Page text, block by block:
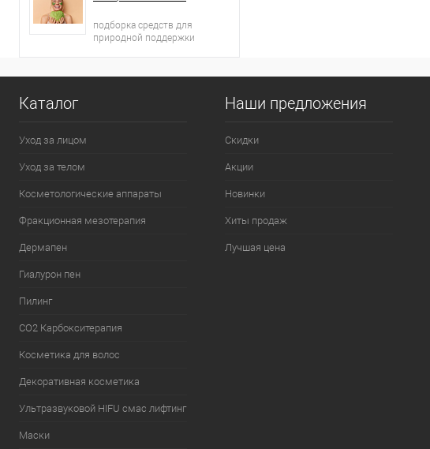
подборка средств для
природной поддержки
Каталог
Уход за лицом
Уход за телом
Косметологические аппараты
Фракционная мезотерапия
Дермапен
Гиалурон пен
Пилинг
CO2 Карбокситерапия
Косметика для волос
Декоративная косметика
Ультразвуковой HIFU смас лифтинг
Маски
Наши предложения
Скидки
Акции
Новинки
Хиты продаж
Лучшая цена